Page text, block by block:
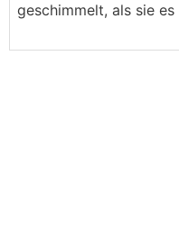
geschimmelt, als sie